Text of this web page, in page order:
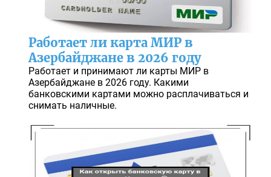
Работает ли карта МИР в
Азербайджане в 2026 году
Работает и принимают ли карты МИР в
Азербайджане в 2026 году. Какими
банковскими картами можно расплачиваться и
снимать наличные.